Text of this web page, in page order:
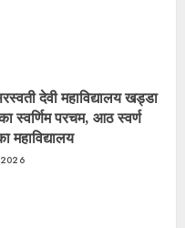
देवी महाविद्यालय खड्डा
स्वर्णिम परचम, आठ स्वर्ण
महाविद्यालय